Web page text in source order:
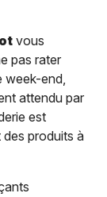
vous
pas rater
week-end,
attendu par
est
des produits à